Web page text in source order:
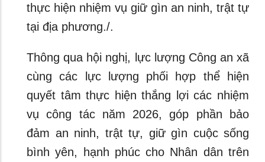
thực hiện nhiệm vụ giữ gìn an ninh, trật tự
tại địa phương./.
Thông qua hội nghị, lực lượng Công an xã
cùng các lực lượng phối hợp thể hiện
quyết tâm thực hiện thắng lợi các nhiệm
vụ công tác năm 2026, góp phần bảo
đảm an ninh, trật tự, giữ gìn cuộc sống
bình yên, hạnh phúc cho Nhân dân trên